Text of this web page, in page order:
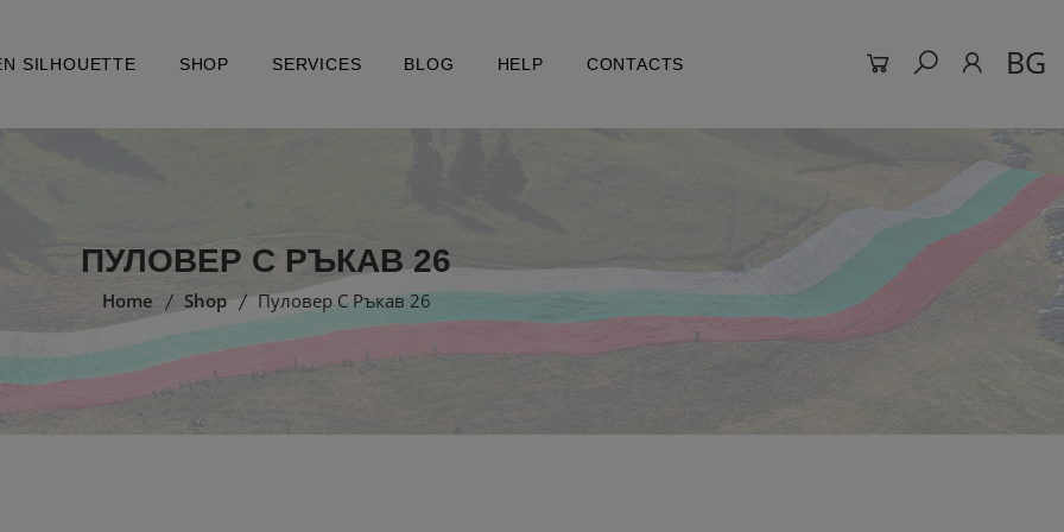
SILHOUETTE SHOP SERVICES BLOG HELP CONTACTS BG
ПУЛОВЕР С РЪКАВ 26
Home Shop Пуловер С Ръкав 26